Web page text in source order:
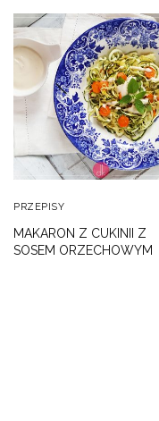
PRZEPISY
MAKARON Z CUKINII Z
SOSEM ORZECHOWYM